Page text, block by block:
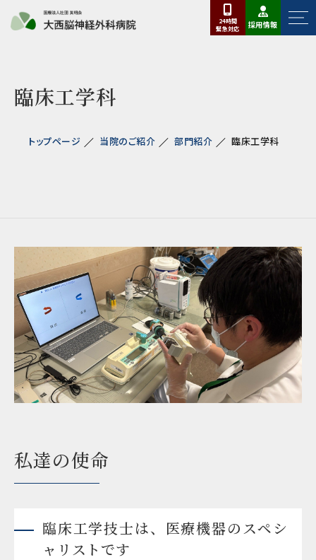
24時間
緊急対応 採用情報
臨床工学科
トップページ 当院のご紹介 部門紹介 臨床工学科
私達の使命
臨床工学技士は、医療機器のスペシ
ャリストです